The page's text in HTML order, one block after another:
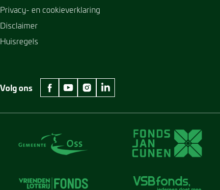
Privacy- en cookieverklaring
Disclaimer
Huisregels
Volg ons
facebook Museum Jan Cunen
youtube Museum Jan Cunen
instagram Museum Jan Cunen
linkedin Museum Jan Cunen